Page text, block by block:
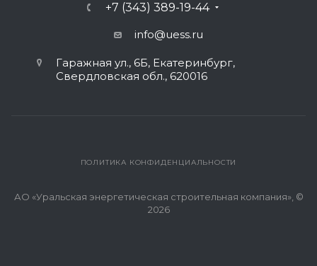
+7 (343) 389-19-44
info@uess.ru
Гаражная ул., 6Б, Екатеринбург,
Свердловская обл., 620016
ПОЛИТИКА КОНФИДЕНЦИАЛЬНОСТИ
АО «Уральская энергетическая строительная компания», ©
2026